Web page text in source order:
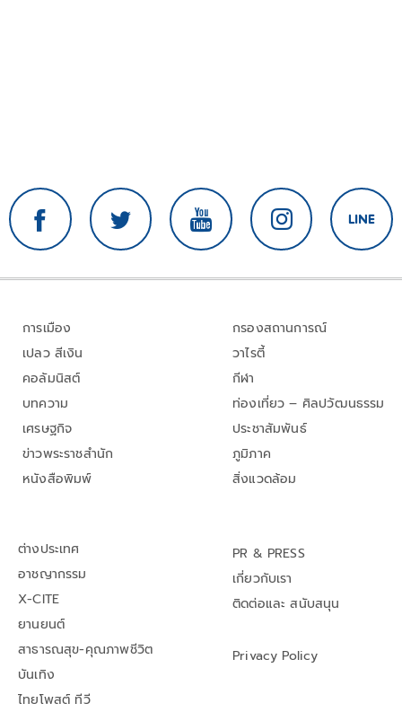
การเมือง
เปลว สีเงิน
คอลัมนิสต์
บทความ
เศรษฐกิจ
ข่าวพระราชสำนัก
หนังสือพิมพ์
กรองสถานการณ์
วาไรตี้
กีฬา
ท่องเที่ยว – ศิลปวัฒนธรรม
ประชาสัมพันธ์
ภูมิภาค
สิ่งแวดล้อม
ต่างประเทศ
อาชญากรรม
X-CITE
ยานยนต์
สาธารณสุข-คุณภาพชีวิต
บันเทิง
ไทยโพสต์ ทีวี
PR & PRESS
เกี่ยวกับเรา
ติดต่อและ สนับสนุน
Privacy Policy